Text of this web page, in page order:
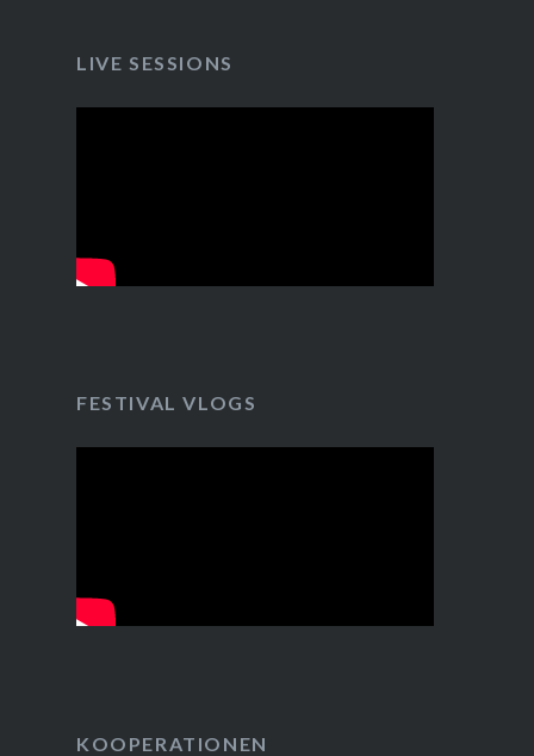
LIVE SESSIONS
FESTIVAL VLOGS
KOOPERATIONEN